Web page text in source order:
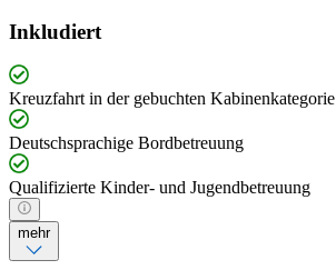
Inkludiert
Kreuzfahrt in der gebuchten Kabinenkategorie
Deutschsprachige Bordbetreuung
Qualifizierte Kinder- und Jugendbetreuung
mehr